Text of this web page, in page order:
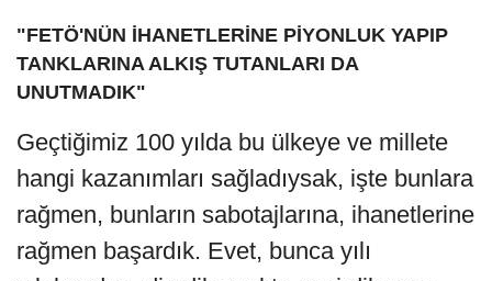
"FETÖ'NÜN İHANETLERİNE PİYONLUK YAPIP
TANKLARINA ALKIŞ TUTANLARI DA
UNUTMADIK"
Geçtiğimiz 100 yılda bu ülkeye ve millete
hangi kazanımları sağladıysak, işte bunlara
rağmen, bunların sabotajlarına, ihanetlerine
rağmen başardık. Evet, bunca yılı